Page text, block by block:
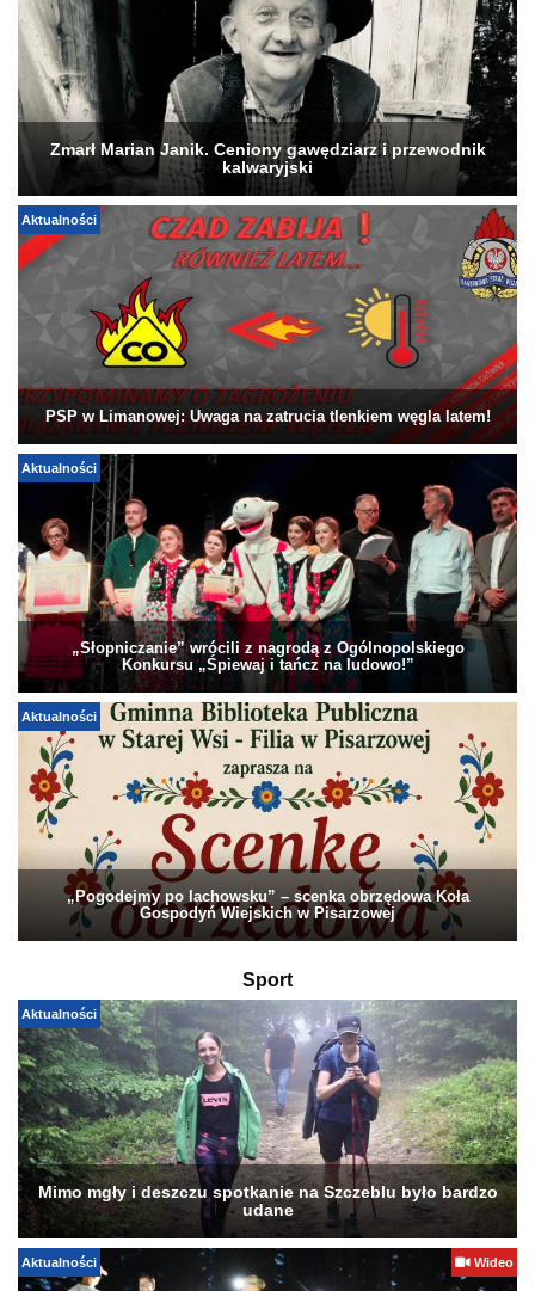
Zmarł Marian Janik. Ceniony gawędziarz i przewodnik
kalwaryjski
Aktualności
PSP w Limanowej: Uwaga na zatrucia tlenkiem węgla latem!
Aktualności
„Słopniczanie” wrócili z nagrodą z Ogólnopolskiego
Konkursu „Śpiewaj i tańcz na ludowo!”
Aktualności
„Pogodejmy po lachowsku” – scenka obrzędowa Koła
Gospodyń Wiejskich w Pisarzowej
Sport
Aktualności
Mimo mgły i deszczu spotkanie na Szczeblu było bardzo
udane
Aktualności Wideo